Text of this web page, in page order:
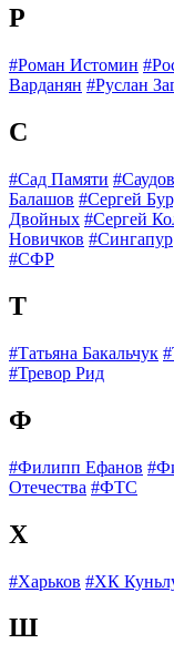
Р
#Роман Истомин
Варданян #Руслан
С
#Сад Памяти
Балашов #Сергей
Двойных #Сергей
Новичков #Сингапур
#СФР
Т
#Татьяна Бакальчук
#Тревор Рид
Ф
#Филипп Ефанов
Отечества #ФТС
Х
#Харьков #ХК
Ш